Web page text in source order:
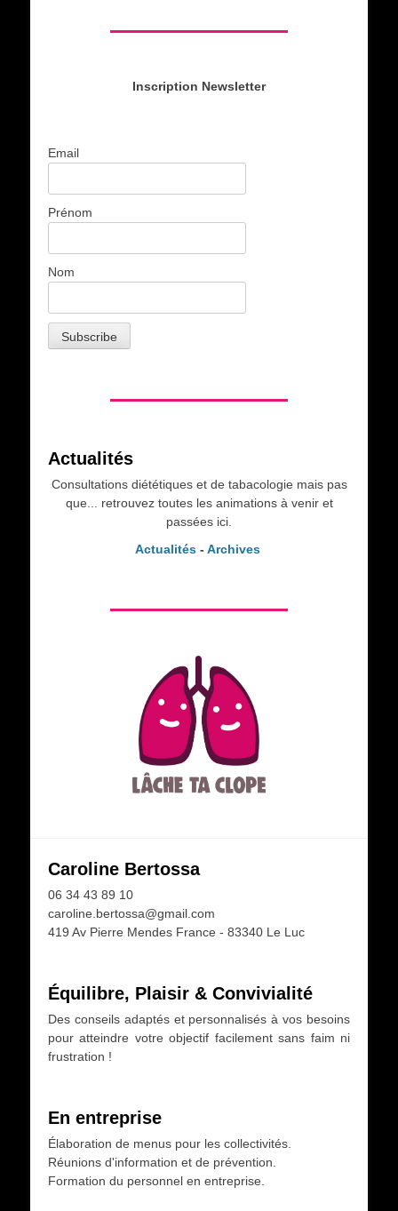
Inscription Newsletter
Email
Prénom
Nom
Actualités
Consultations diététiques et de tabacologie mais pas
que... retrouvez toutes les animations à venir et
passées ici.
Actualités- Archives
Caroline Bertossa
06 34 43 89 10
caroline.bertossa@gmail.com
419 Av Pierre Mendes France - 83340 Le Luc
Équilibre, Plaisir & Convivialité
Des conseils adaptés et personnalisés à vos besoins
pour atteindre votre objectif facilement sans faim ni
frustration !
En entreprise
Élaboration de menus pour les collectivités.
Réunions d'information et de prévention.
Formation du personnel en entreprise.